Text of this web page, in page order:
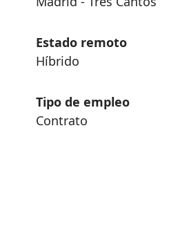
Estado remoto
Híbrido
Tipo de empleo
Contrato